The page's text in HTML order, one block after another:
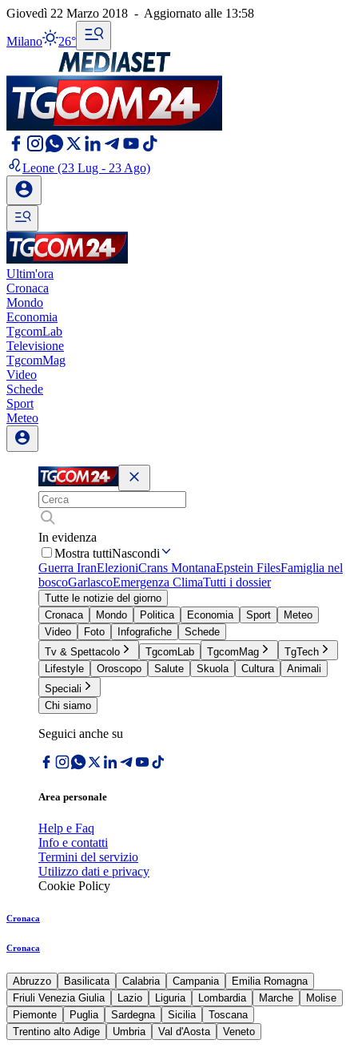
Giovedì 22 Marzo 2018 - Aggiornato alle 13:58
Milano 26°
Leone (23 Lug - 23 Ago)
Ultim'ora
Cronaca
Mondo
Economia
TgcomLab
Televisione
TgcomMag
Video
Schede
Sport
Meteo
In evidenza
Mostra tuttiNascondi
Guerra IranElezioniCrans MontanaEpstein FilesFamiglia nel
boscoGarlascoEmergenza ClimaTutti i dossier
Tutte le notizie del giorno
Cronaca
Mondo Politica Economia Sport
Meteo
Video
Foto Infografiche
Schede
Tv & Spettacolo
TgcomLab TgcomMag
TgTech
Lifestyle
Oroscopo Salute Skuola Cultura
Animali
Speciali
Chi siamo
Seguici anche su
Area personale
Help e Faq
Info e contatti
Termini del servizio
Utilizzo dati e privacy
Cookie Policy
Cronaca
Cronaca
Abruzzo Basilicata Calabria Campania
Emilia Romagna
Friuli Venezia Giulia
Lazio Liguria Lombardia Marche
Molise
Piemonte
Puglia Sardegna Sicilia
Toscana
Trentino alto Adige
Umbria Val d'Aosta Veneto